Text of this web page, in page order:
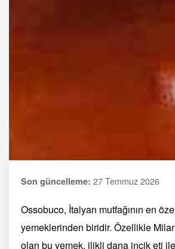
Son güncelleme: 27 Temmuz 2026
Ossobuco, İtalyan mutfağının en
yemeklerinden biridir. Özellikle
olan bu yemek, ilikli dana incik eti ile